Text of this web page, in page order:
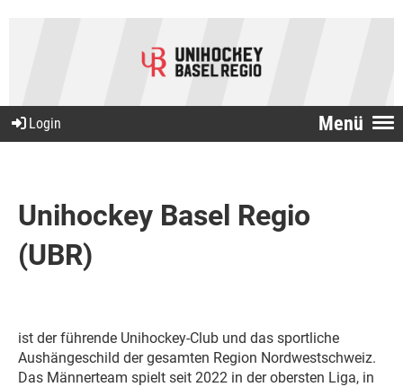
Menü
Login
Unihockey Basel Regio
(UBR)
ist der führende Unihockey-Club und das sportliche
Aushängeschild der gesamten Region Nordwestschweiz.
Das Männerteam spielt seit 2022 in der obersten Liga, in